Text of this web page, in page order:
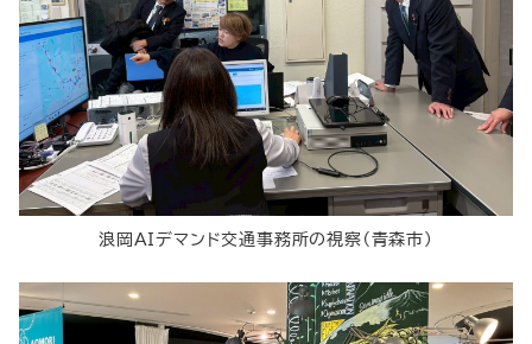
浪岡AIデマンド交通事務所の視察（青森市）